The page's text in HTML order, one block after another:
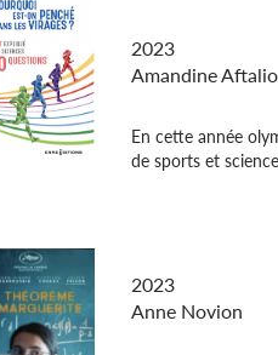
2023
Amandine
En cette année
de sports et
2023
Anne Novion